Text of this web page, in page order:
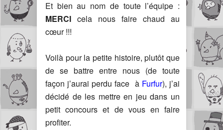
Et bien au nom de toute l’équipe :
MERCI cela nous faire chaud au
cœur !!!
Voilà pour la petite histoire, plutôt que
de se battre entre nous (de toute
façon j’aurai perdu face à Furfur), j’ai
décidé de les mettre en jeu dans un
petit concours et de vous en faire
profiter.